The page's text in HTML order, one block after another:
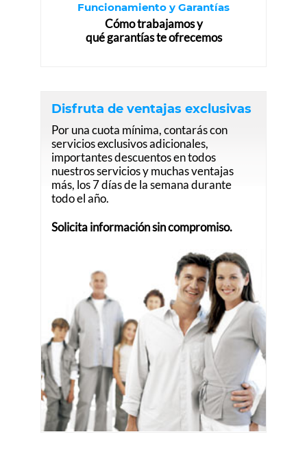
Funcionamiento y Garantías
Cómo trabajamos y
qué garantías te ofrecemos
Disfruta de ventajas exclusivas
Por una cuota mínima, contarás con
servicios exclusivos adicionales,
importantes descuentos en todos
nuestros servicios y muchas ventajas
más, los 7 días de la semana durante
todo el año.
Solicita información sin compromiso.